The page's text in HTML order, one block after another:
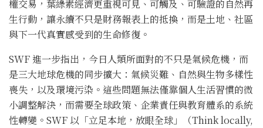
權交易，葉綠素經濟更重視可見、可觸及、可驗證的自然再
生行動，讓永續不只是財務報表上的抵換，而是土地、社區
與下一代真實感受到的生命修復。
SWF 進一步指出，今日人類所面對的不只是氣候危機，而
是三大地球危機的同步擴大：氣候災難、自然與生物多樣性
喪失，以及環境污染。這些問題無法僅靠個人生活習慣的微
小調整解決，而需要全球政策、企業責任與教育體系的系統
性轉變。SWF 以「立足本地，放眼全球」（Think locally,